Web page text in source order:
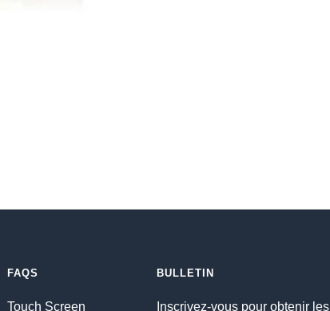
FAQS
Touch Screen
BULLETIN
Inscrivez-vous pour obtenir les